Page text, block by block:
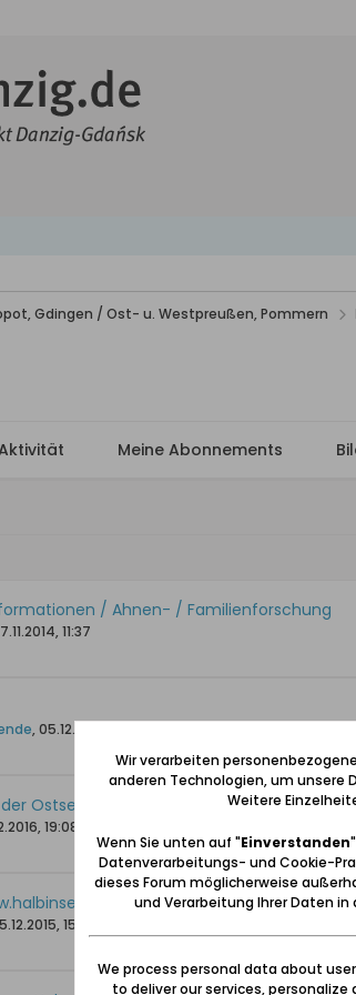
Gdingen / Ost- u. Westpreußen, Pommern
Meine Abonnements
/ Ahnen- / Familienforschung
11:37
, 05.12.2009, 17:19
Ostsee im Putziger Wieck im Jahr 1836
19:08
hela.de
15:53
Wir verarbeiten
anderen Technologien, um
Weitere
Wenn Sie unten auf "Einverstanden
Datenverarbeitungs- und Cookie-
dieses Forum möglicherweise
und Verarbeitung Ihrer Daten
We process personal data about
to deliver our services,